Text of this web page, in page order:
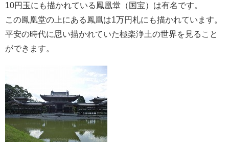
10円玉にも描かれている鳳凰堂（国宝）は有名です。
この鳳凰堂の上にある鳳凰は1万円札にも描かれています。
平安の時代に思い描かれていた極楽浄土の世界を見ること
ができます。